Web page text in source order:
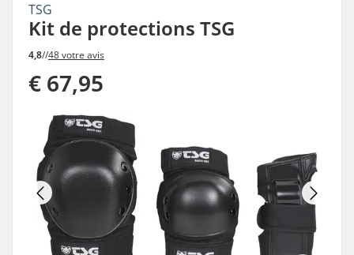
TSG
Kit de protections TSG
4,8//48 votre avis
€ 67,95